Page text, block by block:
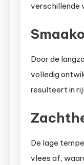
verschillende
Door de
volledig
resulteert in
De lage
vlees af,